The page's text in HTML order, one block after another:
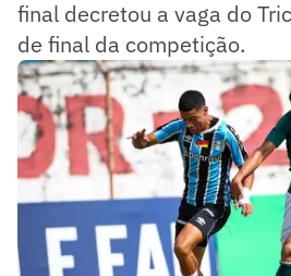
final decretou a vaga do
de final da competição.